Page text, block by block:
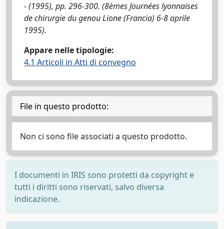
- (1995), pp. 296-300. (8èmes Journées lyonnaises
de chirurgie du genou Lione (Francia) 6-8 aprile
1995).
Appare nelle tipologie:
4.1 Articoli in Atti di convegno
File in questo prodotto:
Non ci sono file associati a questo prodotto.
I documenti in IRIS sono protetti da copyright e
tutti i diritti sono riservati, salvo diversa
indicazione.